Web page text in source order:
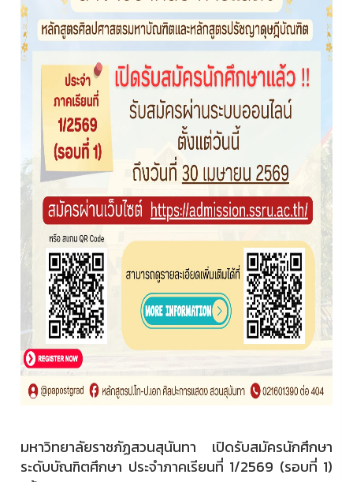
มหาวิทยาลัยราชภัฏสวนสุนันทา เปิดรับสมัครนักศึกษา
ระดับบัณฑิตศึกษา ประจำภาคเรียนที่ 1/2569 (รอบที่ 1)